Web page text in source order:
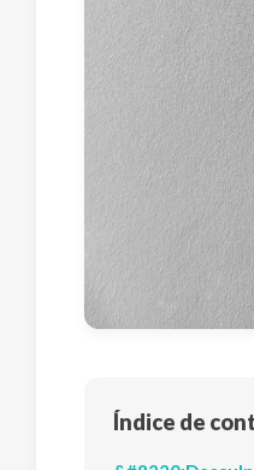
Índice de